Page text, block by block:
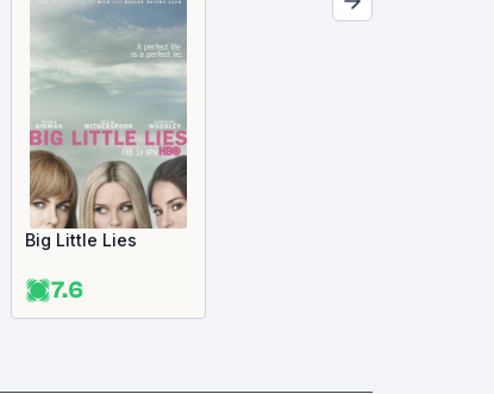
Big Little Lies
7.6